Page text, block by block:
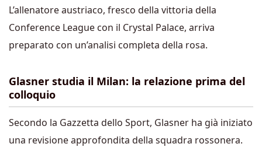
L’allenatore austriaco, fresco della vittoria della
Conference League con il Crystal Palace, arriva
preparato con un’analisi completa della rosa.
Glasner studia il Milan: la relazione prima del
colloquio
Secondo la Gazzetta dello Sport, Glasner ha già iniziato
una revisione approfondita della squadra rossonera.